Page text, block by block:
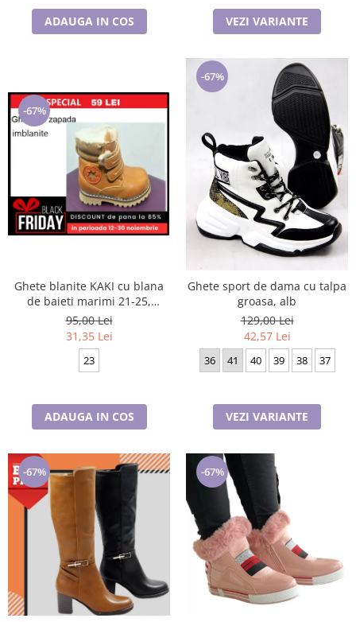
ADAUGA IN COS VEZI VARIANTE
-67%
Ghete blanite KAKI cu blana
de baieti marimi 21-25,
inchidere cu scai si fermoar
95,00 Lei
31,35 Lei
23
ADAUGA IN COS
-67%
Ghete sport de dama cu talpa
groasa, alb
129,00 Lei
42,57 Lei
36 41 40 39 38 37
VEZI VARIANTE
-67% -67%